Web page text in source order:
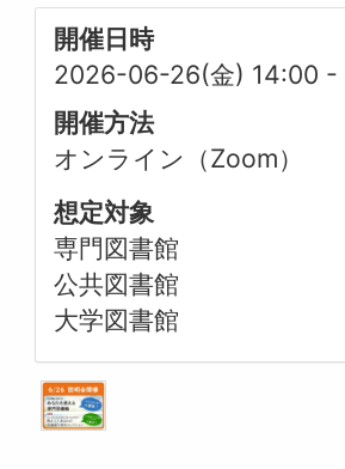
開催日時
2026-06-26(金) 14:00 -
開催方法
オンライン（Zoom）
想定対象
専門図書館
公共図書館
大学図書館